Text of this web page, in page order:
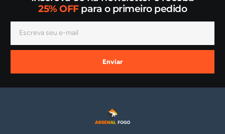
25% OFFpara o primeiro pedido
Enviar